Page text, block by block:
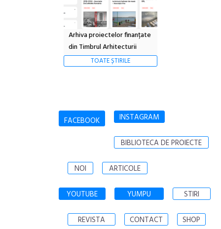
Arhiva proiectelor finanțate
din Timbrul Arhitecturii
TOATE ȘTIRILE
FACEBOOK INSTAGRAM
BIBLIOTECA DE PROIECTE
NOI ARTICOLE
YOUTUBE YUMPU STIRI
REVISTA CONTACT SHOP